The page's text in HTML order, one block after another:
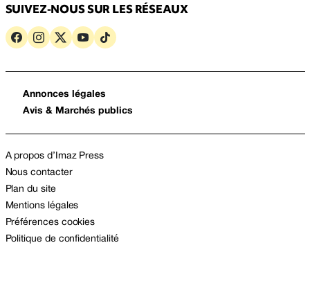
SUIVEZ-NOUS SUR LES RÉSEAUX
Annonces légales
Avis & Marchés publics
A propos d’Imaz Press
Nous contacter
Plan du site
Mentions légales
Préférences cookies
Politique de confidentialité